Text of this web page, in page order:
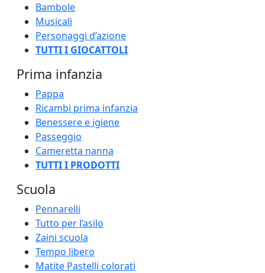
Bambole
Musicali
Personaggi d’azione
TUTTI I GIOCATTOLI
Prima infanzia
Pappa
Ricambi prima infanzia
Benessere e igiene
Passeggio
Cameretta nanna
TUTTI I PRODOTTI
Scuola
Pennarelli
Tutto per l’asilo
Zaini scuola
Tempo libero
Matite Pastelli colorati